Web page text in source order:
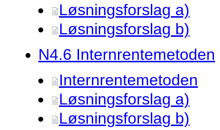
Løsningsforslag a)
Løsningsforslag b)
N4.6 Internrentemetoden
Internrentemetoden
Løsningsforslag a)
Løsningsforslag b)